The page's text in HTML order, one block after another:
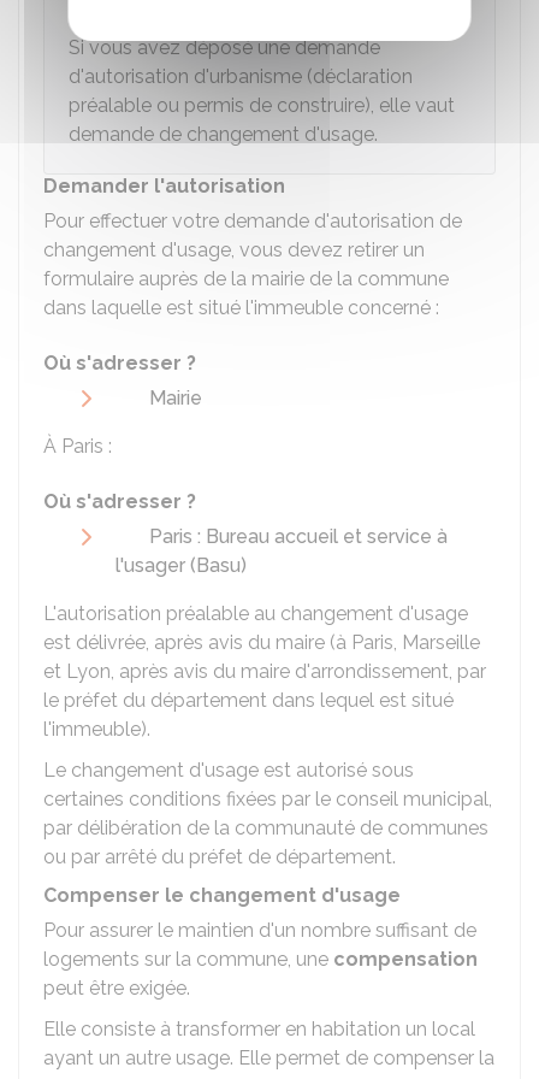
Si vous avez déposé une demande
d'autorisation d'urbanisme (déclaration
préalable ou permis de construire), elle vaut
demande de changement d'usage.
Demander l'autorisation
Pour effectuer votre demande d'autorisation de
changement d'usage, vous devez retirer un
formulaire auprès de la mairie de la commune
dans laquelle est situé l'immeuble concerné :
Où s'adresser ?
Mairie
À Paris :
Où s'adresser ?
Paris : Bureau accueil et service à
l'usager (Basu)
L'autorisation préalable au changement d'usage
est délivrée, après avis du maire (à Paris, Marseille
et Lyon, après avis du maire d'arrondissement, par
le préfet du département dans lequel est situé
l'immeuble).
Le changement d'usage est autorisé sous
certaines conditions fixées par le conseil municipal,
par délibération de la communauté de communes
ou par arrêté du préfet de département.
Compenser le changement d'usage
Pour assurer le maintien d'un nombre suffisant de
logements sur la commune, une compensation
peut être exigée.
Elle consiste à transformer en habitation un local
ayant un autre usage. Elle permet de compenser la